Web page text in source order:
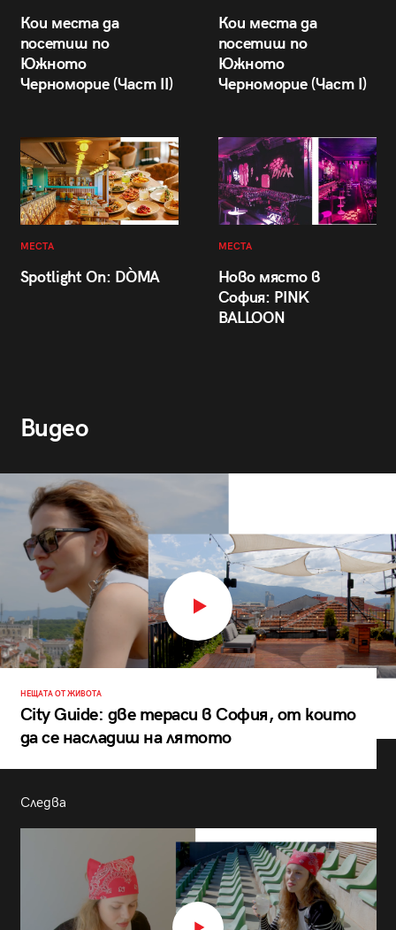
Кои места да
посетиш по
Южното
Черноморие (Част II)
Кои места да
посетиш по
Южното
Черноморие (Част I)
МЕСТА
Spotlight On: DÒMA
МЕСТА
Ново място в
София: PINK
BALLOON
Видео
НЕЩАТА ОТ ЖИВОТА
City Guide: две тераси в София, от които
да се насладиш на лятото
Следва